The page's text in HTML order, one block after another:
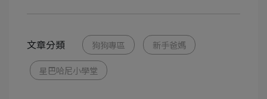
文章分類 狗狗專區 新手爸媽
星巴哈尼小學堂